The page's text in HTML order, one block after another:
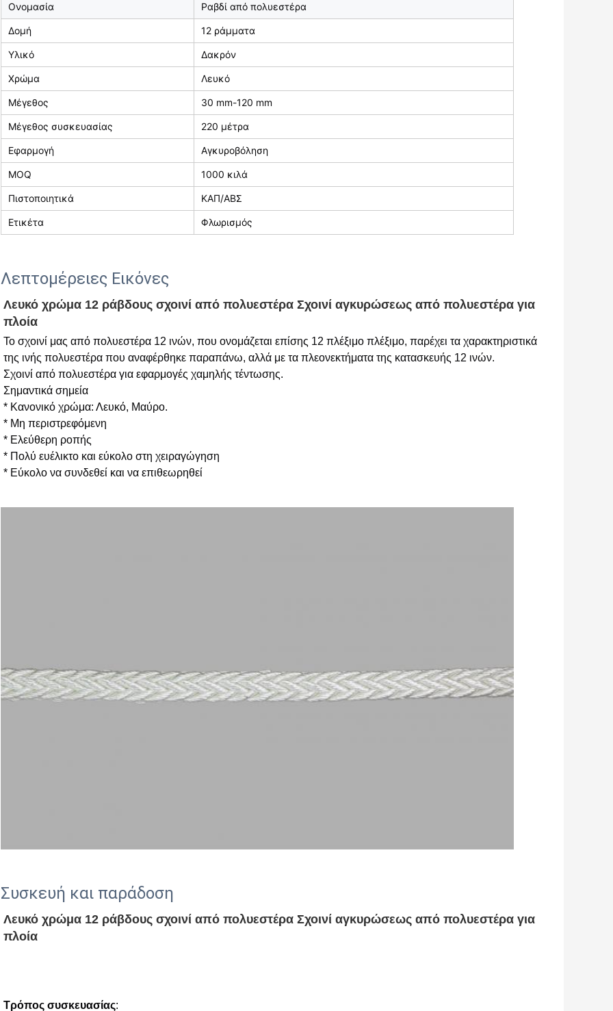
Ονομασία Ραβδί από πολυεστέρα
Δομή 12 ράμματα
Υλικό Δακρόν
Χρώμα Λευκό
Μέγεθος 30 mm-120 mm
Μέγεθος συσκευασίας 220 μέτρα
Εφαρμογή Αγκυροβόληση
MOQ 1000 κιλά
Πιστοποιητικά ΚΑΠ/ΑΒΣ
Ετικέτα Φλωρισμός
Λεπτομέρειες Εικόνες
Λευκό χρώμα 12 ράβδους σχοινί από πολυεστέρα Σχοινί αγκυρώσεως από πολυεστέρα για
πλοία
Το σχοινί μας από πολυεστέρα 12 ινών, που ονομάζεται επίσης 12 πλέξιμο πλέξιμο, παρέχει τα χαρακτηριστικά
της ινής πολυεστέρα που αναφέρθηκε παραπάνω, αλλά με τα πλεονεκτήματα της κατασκευής 12 ινών.
Σχοινί από πολυεστέρα για εφαρμογές χαμηλής τέντωσης.
Σημαντικά σημεία
* Κανονικό χρώμα: Λευκό, Μαύρο.
* Μη περιστρεφόμενη
* Ελεύθερη ροπής
* Πολύ ευέλικτο και εύκολο στη χειραγώγηση
* Εύκολο να συνδεθεί και να επιθεωρηθεί
Συσκευή και παράδοση
Λευκό χρώμα 12 ράβδους σχοινί από πολυεστέρα Σχοινί αγκυρώσεως από πολυεστέρα για
πλοία
Τρόπος συσκευασίας: